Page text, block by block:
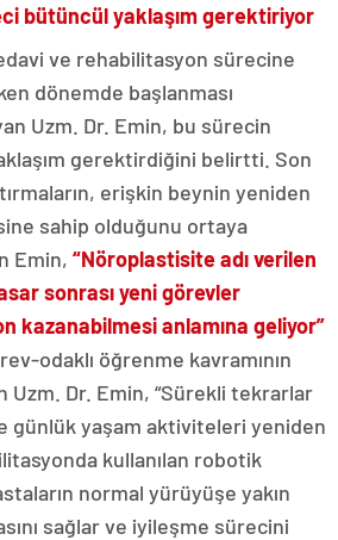
bütüncül yaklaşım gerektiriyor
ve rehabilitasyon sürecine
dönemde başlanması
Uzm. Dr. Emin, bu sürecin
gerektirdiğini belirtti. Son
erişkin beynin yeniden
sahip olduğunu ortaya
Emin, “Nöroplastisite adı verilen
sonrası yeni görevler
kazanabilmesi anlamına geliyor”
odaklı öğrenme kavramının
Uzm. Dr. Emin, “Sürekli tekrarlar
günlük yaşam aktiviteleri yeniden
kullanılan robotik
normal yürüyüşe yakın
sağlar ve iyileşme sürecini